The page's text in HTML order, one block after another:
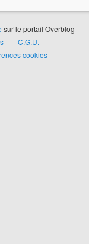
sur le portail Overblog
C.G.U.
cookies